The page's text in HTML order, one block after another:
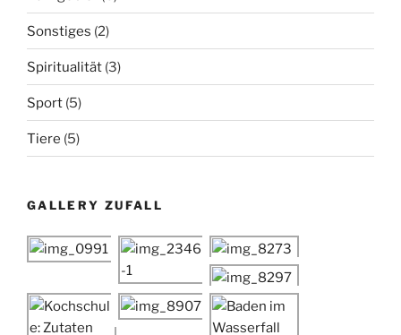
Sonstiges (2)
Spiritualität (3)
Sport (5)
Tiere (5)
GALLERY ZUFALL